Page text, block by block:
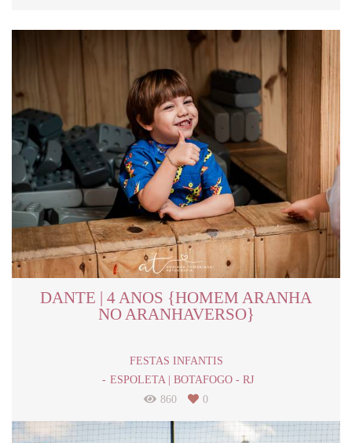
DANTE | 4 ANOS {HOMEM ARANHA
NO ARANHAVERSO}
FESTAS INFANTIS
ESPOLETA | BOTAFOGO - RJ
860
0